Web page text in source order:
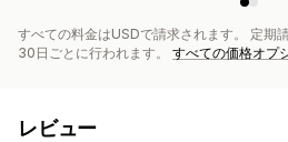
すべての料金はUSDで請求されます。 定期
30日ごとに行われます。 すべての価格オプ
レビュー